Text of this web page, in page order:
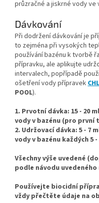
průzračné a jiskrné vody ve
Dávkování
Při dodržení dávkování je
to zejména při vysokých
používání bazénu k tvorbě
přípravku, ale aplikujte
intervalech, popřípadě
ošetření vody přípravek
POOL).
1. Prvotní dávka: 15 - 20
vody v bazénu (pro první
2. Udržovací dávka: 5 - 7
vody v bazénu každých 5 -
Všechny výše uvedené
podle návodu
Používejte biocidní
vždy přečtěte údaje na